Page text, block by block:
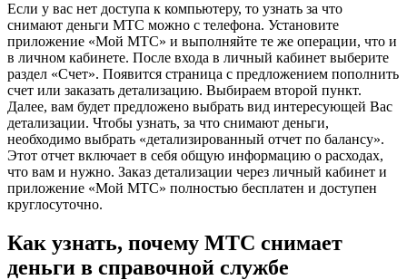
Если у вас нет доступа к компьютеру, то узнать за что
снимают деньги МТС можно с телефона. Установите
приложение «Мой МТС» и выполняйте те же операции, что и
в личном кабинете. После входа в личный кабинет выберите
раздел «Счет». Появится страница с предложением пополнить
счет или заказать детализацию. Выбираем второй пункт.
Далее, вам будет предложено выбрать вид интересующей Вас
детализации. Чтобы узнать, за что снимают деньги,
необходимо выбрать «детализированный отчет по балансу».
Этот отчет включает в себя общую информацию о расходах,
что вам и нужно. Заказ детализации через личный кабинет и
приложение «Мой МТС» полностью бесплатен и доступен
круглосуточно.
Как узнать, почему МТС снимает
деньги в справочной службе